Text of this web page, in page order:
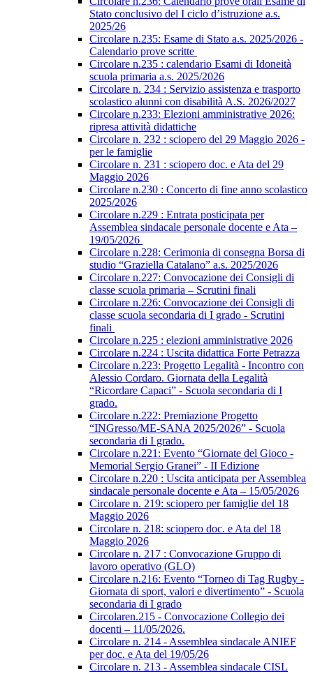
Stato conclusivo del I ciclo d’istruzione a.s.
2025/26
Circolare n.235: Esame di Stato a.s. 2025/2026 -
Calendario prove scritte
Circolare n.235 : calendario Esami di Idoneità
scuola primaria a.s. 2025/2026
Circolare n. 234 : Servizio assistenza e trasporto
scolastico alunni con disabilità A.S. 2026/2027
Circolare n.233: Elezioni amministrative 2026:
ripresa attività didattiche
Circolare n. 232 : sciopero del 29 Maggio 2026 -
per le famiglie
Circolare n. 231 : sciopero doc. e Ata del 29
Maggio 2026
Circolare n.230 : Concerto di fine anno scolastico
2025/2026
Circolare n.229 : Entrata posticipata per
Assemblea sindacale personale docente e Ata –
19/05/2026
Circolare n.228: Cerimonia di consegna Borsa di
studio “Graziella Catalano” a.s. 2025/2026
Circolare n.227: Convocazione dei Consigli di
classe scuola primaria – Scrutini finali
Circolare n.226: Convocazione dei Consigli di
classe scuola secondaria di I grado - Scrutini
finali
Circolare n.225 : elezioni amministrative 2026
Circolare n.224 : Uscita didattica Forte Petrazza
Circolare n.223: Progetto Legalità - Incontro con
Alessio Cordaro. Giornata della Legalità
“Ricordare Capaci” - Scuola secondaria di I
grado.
Circolare n.222: Premiazione Progetto
“INGresso/ME-SANA 2025/2026” - Scuola
secondaria di I grado.
Circolare n.221: Evento “Giornate del Gioco -
Memorial Sergio Granei” - II Edizione
Circolare n.220 : Uscita anticipata per Assemblea
sindacale personale docente e Ata – 15/05/2026
Circolare n. 219: sciopero per famiglie del 18
Maggio 2026
Circolare n. 218: sciopero doc. e Ata del 18
Maggio 2026
Circolare n. 217 : Convocazione Gruppo di
lavoro operativo (GLO)
Circolare n.216: Evento “Torneo di Tag Rugby -
Giornata di sport, valori e divertimento” - Scuola
secondaria di I grado
Circolaren.215 - Convocazione Collegio dei
docenti – 11/05/2026.
Circolare n. 214 - Assemblea sindacale ANIEF
per doc. e Ata del 19/05/26
Circolare n. 213 - Assemblea sindacale CISL